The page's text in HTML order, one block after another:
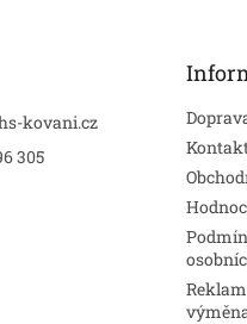
kovani.cz
305